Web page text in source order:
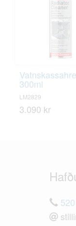
300ml
LM2829
3.090 kr